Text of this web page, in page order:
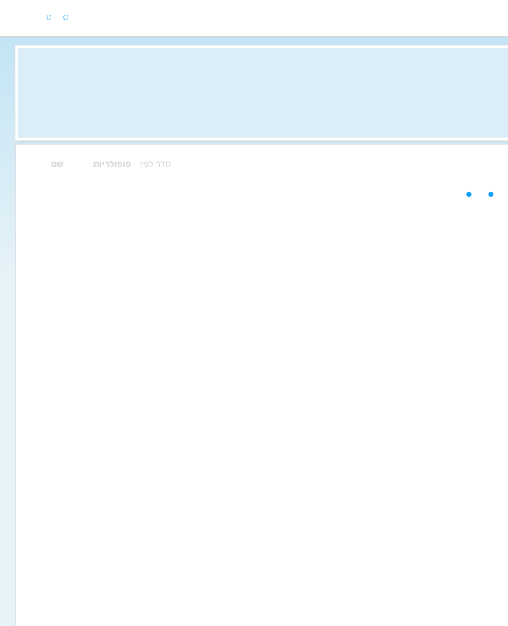
סדר לפי: פופולריות שם